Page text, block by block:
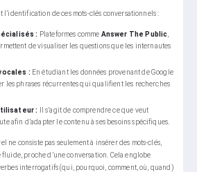
de ces mots-clés conversationnels :
: Plateformes comme Answer The Public,
de visualiser les questions que les internautes
: En étudiant les données provenant de Google
les phrases récurrentes qui qualifient les recherches
:
Il s’agit de comprendre ce que veut
afin d’adapter le contenu à ses besoins spécifiques.
ne consiste pas seulement à insérer des mots-clés,
proche d’une conversation. Cela englobe
interrogatifs (qui, pourquoi, comment, où, quand)